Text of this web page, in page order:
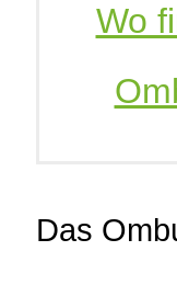
Wo
Das